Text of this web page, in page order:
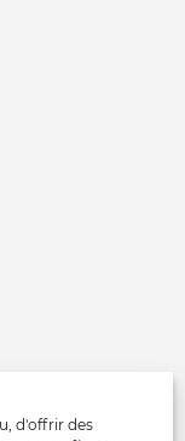
d'offrir des